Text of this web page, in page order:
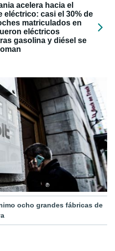
acelera hacia el
eléctrico: casi el 30% de
matriculados en
eléctricos
gasolina y diésel se
ocho grandes fábricas de